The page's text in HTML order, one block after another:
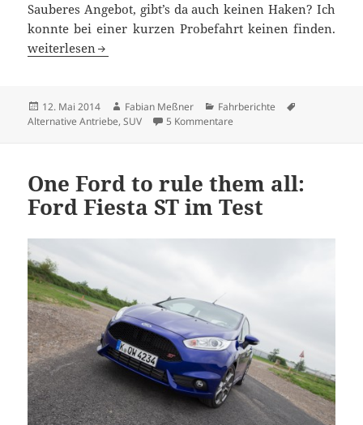
Sauberes Angebot, gibt’s da auch keinen Haken? Ich
konnte bei einer kurzen Probefahrt keinen finden.
Ersteindruck: Mitsubishi Outlander PHEV
weiterlesen
Veröffentlicht
am
12. Mai 2014 Autor
Fabian Meßner Kategorien
Fahrberichte
Alternative Antriebe,SUV 5 Kommentare
One Ford to rule them all:
Ford Fiesta ST im Test